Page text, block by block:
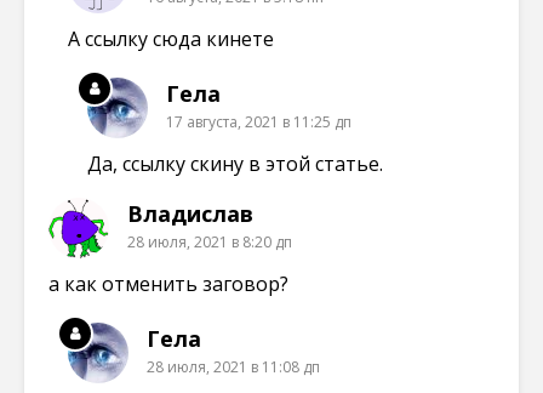
А ссылку сюда кинете
Гела
17 августа, 2021 в 11:25 дп
Да, ссылку скину в этой статье.
Владислав
28 июля, 2021 в 8:20 дп
а как отменить заговор?
Гела
28 июля, 2021 в 11:08 дп